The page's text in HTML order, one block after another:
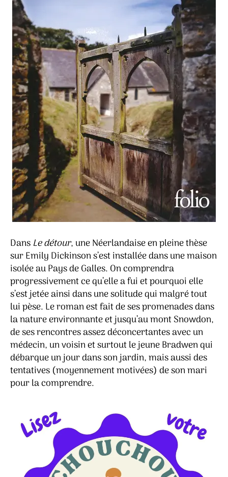
Dans Le détour, une Néerlandaise en pleine thèse
sur Emily Dickinson s’est installée dans une maison
isolée au Pays de Galles. On comprendra
progressivement ce qu’elle a fui et pourquoi elle
s’est jetée ainsi dans une solitude qui malgré tout
lui pèse. Le roman est fait de ses promenades dans
la nature environnante et jusqu’au mont Snowdon,
de ses rencontres assez déconcertantes avec un
médecin, un voisin et surtout le jeune Bradwen qui
débarque un jour dans son jardin, mais aussi des
tentatives (moyennement motivées) de son mari
pour la comprendre.